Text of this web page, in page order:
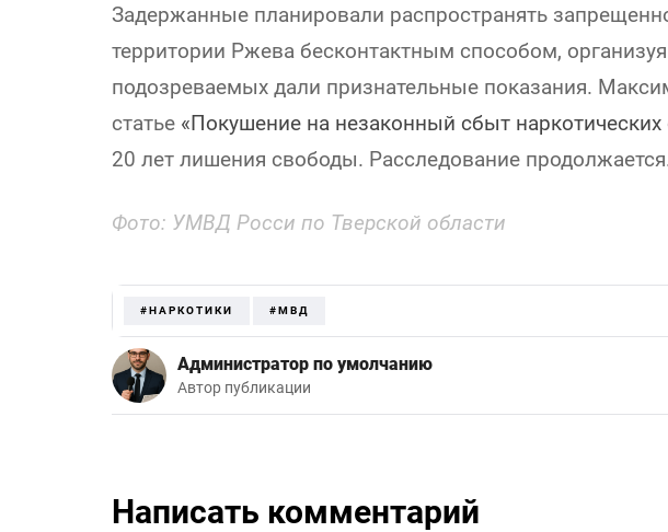
Задержанные планировали распространять
территории Ржева бесконтактным способом,
подозреваемых дали признательные показания.
статье «Покушение на незаконный сбыт наркотических
20 лет лишения свободы. Расследование
Фото: УМВД Росси по Тверской области
#НАРКОТИКИ #МВД
Администратор по умолчанию
Автор публикации
Написать комментарий